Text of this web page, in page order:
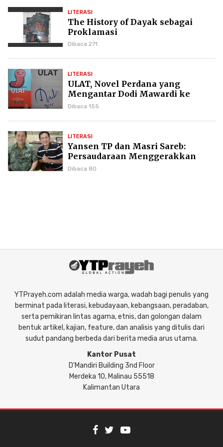
LITERASI
The History of Dayak sebagai
Proklamasi
Dibaca 271
LITERASI
ULAT, Novel Perdana yang
Mengantar Dodi Mawardi ke
Puncak Karier Kepenulisan
Dibaca 155
LITERASI
Yansen TP dan Masri Sareb:
Persaudaraan Menggerakkan
Literasi Borneo
Dibaca 80
YTPrayeh.com adalah media warga, wadah bagi penulis yang
berminat pada literasi, kebudayaan, kebangsaan, peradaban,
serta pemikiran lintas agama, etnis, dan golongan dalam
bentuk artikel, kajian, feature, dan analisis yang ditulis dari
sudut pandang berbeda dari berita media arus utama.
Kantor Pusat
D'Mandiri Building 3nd Floor
Merdeka 10, Malinau 55518
Kalimantan Utara